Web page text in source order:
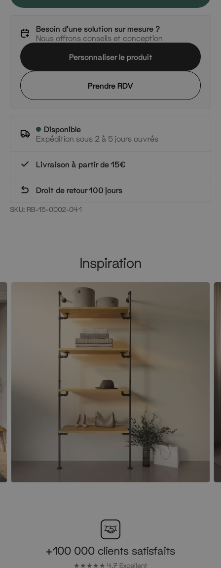
Besoin d'une solution sur mesure ?
Nous offrons conseils et conception
Personnaliser le produit
Prendre RDV
Disponible
Expédition sous 2 à 5 jours ouvrés
Livraison à partir de 15€
Droit de retour 100 jours
SKU: RB-15-0002-041
Inspiration
+100 000 clients satisfaits
★★★★★ 4,7 Excellent